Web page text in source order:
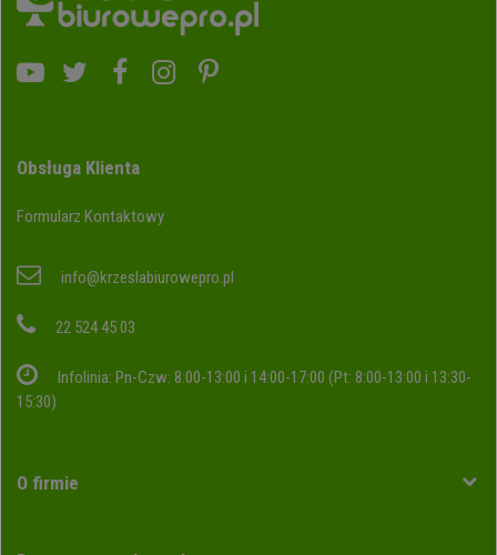
Obsługa Klienta
Formularz Kontaktowy
info@krzeslabiurowepro.pl
22 524 45 03
Infolinia: Pn-Czw: 8:00-13:00 i 14:00-17:00 (Pt: 8:00-13:00 i 13:30-
15:30)
O firmie